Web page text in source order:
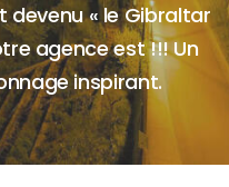
devenu « le Gibraltar
agence est !!! Un
inspirant.